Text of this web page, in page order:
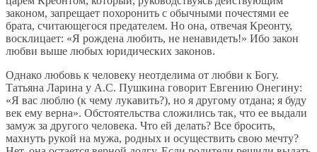
законом, запрещает похоронить с обычными почестями ее
брата, считающегося предателем. Но она, отвечая Креонту,
восклицает: «Я рождена любить, не ненавидеть!» Ибо закон
любви выше любых юридических законов.
Однако любовь к человеку неотделима от любви к Богу.
Татьяна Ларина у А.С. Пушкина говорит Евгению Онегину:
«Я вас люблю (к чему лукавить?), но я другому отдана; я буду
век ему верна». Обстоятельства сложились так, что ее выдали
замуж за другого человека. Что ей делать? Все бросить,
махнуть рукой на мужа, родных и осуществить свою мечту?